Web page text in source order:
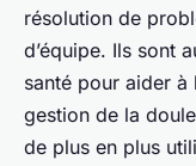
résolution de
d’équipe. Ils sont
santé pour aider
gestion de la
de plus en plus